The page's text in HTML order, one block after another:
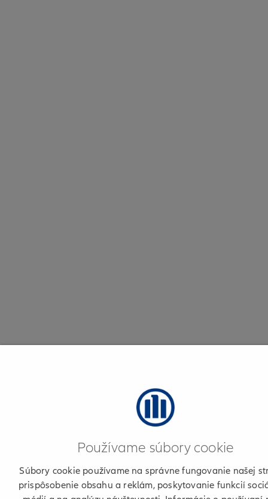
Používame súbory cookie
Súbory cookie používame na správne fungovanie našej
prispôsobenie obsahu a reklám, poskytovanie funkcií